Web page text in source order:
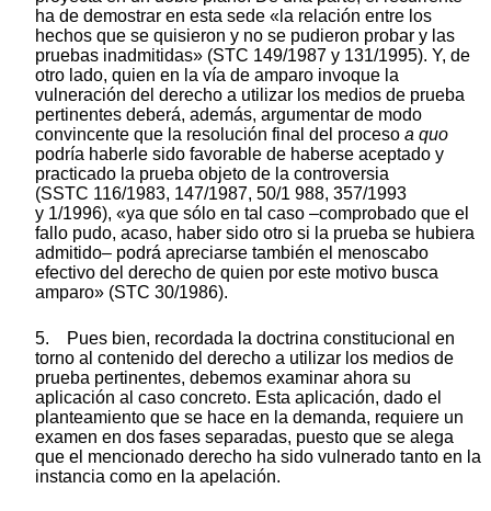
ha de demostrar en esta sede «la relación entre los
hechos que se quisieron y no se pudieron probar y las
pruebas inadmitidas» (STC 149/1987 y 131/1995). Y, de
otro lado, quien en la vía de amparo invoque la
vulneración del derecho a utilizar los medios de prueba
pertinentes deberá, además, argumentar de modo
convincente que la resolución final del proceso a quo
podría haberle sido favorable de haberse aceptado y
practicado la prueba objeto de la controversia
(SSTC 116/1983, 147/1987, 50/1 988, 357/1993
y 1/1996), «ya que sólo en tal caso –comprobado que el
fallo pudo, acaso, haber sido otro si la prueba se hubiera
admitido– podrá apreciarse también el menoscabo
efectivo del derecho de quien por este motivo busca
amparo» (STC 30/1986).
5. Pues bien, recordada la doctrina constitucional en
torno al contenido del derecho a utilizar los medios de
prueba pertinentes, debemos examinar ahora su
aplicación al caso concreto. Esta aplicación, dado el
planteamiento que se hace en la demanda, requiere un
examen en dos fases separadas, puesto que se alega
que el mencionado derecho ha sido vulnerado tanto en la
instancia como en la apelación.